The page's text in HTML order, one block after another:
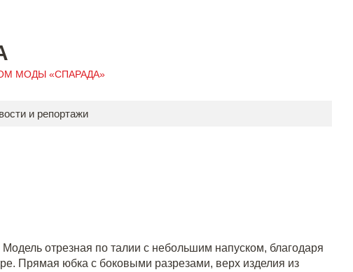
МОДЫ «СПАРАДА»
и репортажи
отрезная по талии с небольшим напуском, благодаря
Прямая юбка с боковыми разрезами, верх изделия из